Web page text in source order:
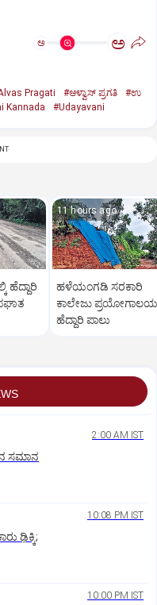
ಅ ಅ
Pragati #ಆಳ್ವಾಸ್‌ ಪ್ರಗತಿ
#ಉ
Kannada #Udayavani
ಹೆದ್ದಾರಿ
11 hours ago
ಹಳೆಯಂಗಡಿ ಸರಕಾರಿ
ಕಾಲೇಜು ಪ್ರಯೋಗಾಲಯ
ಹೆದ್ದಾರಿ ಪಾಲು
2:00 AM IST
ಸಮಾನ
10:08 PM IST
ಢಿಕ್ಕಿ;
10:00 PM IST